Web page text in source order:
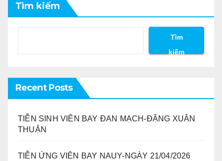
Tìm kiếm
Tìm
kiếm
Recent Posts
TIỄN SINH VIÊN BAY ĐAN MẠCH-ĐẶNG XUÂN
THUẬN
TIỄN ỨNG VIÊN BAY NAUY-NGÀY 21/04/2026